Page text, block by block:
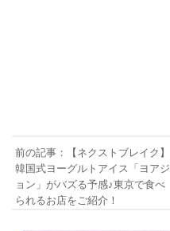
前の記事：【ネクストブレイク】
韓国式ヨーグルトアイス「ヨアジ
ョン」がバズる予感♪東京で食べ
られるお店をご紹介！